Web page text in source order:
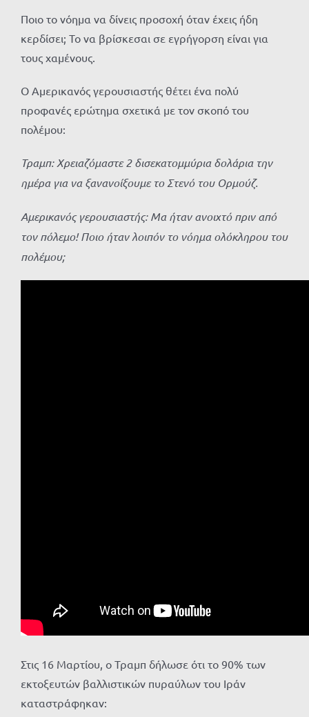
Ποιο το νόημα να δίνεις προσοχή όταν έχεις ήδη
κερδίσει; Το να βρίσκεσαι σε εγρήγορση είναι για
τους χαμένους.
Ο Αμερικανός γερουσιαστής θέτει ένα πολύ
προφανές ερώτημα σχετικά με τον σκοπό του
πολέμου:
Τραμπ: Χρειαζόμαστε 2 δισεκατομμύρια δολάρια την
ημέρα για να ξανανοίξουμε το Στενό του Ορμούζ.
Αμερικανός γερουσιαστής: Μα ήταν ανοιχτό πριν από
τον πόλεμο! Ποιο ήταν λοιπόν το νόημα ολόκληρου του
πολέμου;
Στις 16 Μαρτίου, ο Τραμπ δήλωσε ότι το 90% των
εκτοξευτών βαλλιστικών πυραύλων του Ιράν
καταστράφηκαν: